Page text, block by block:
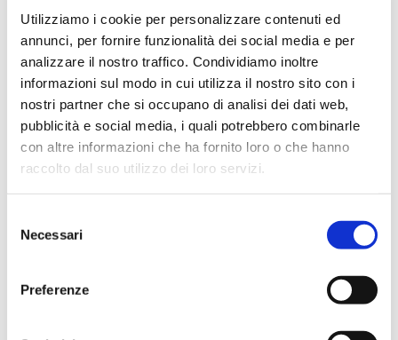
Utilizziamo i cookie per personalizzare contenuti ed
annunci, per fornire funzionalità dei social media e per
analizzare il nostro traffico. Condividiamo inoltre
informazioni sul modo in cui utilizza il nostro sito con i
nostri partner che si occupano di analisi dei dati web,
pubblicità e social media, i quali potrebbero combinarle
con altre informazioni che ha fornito loro o che hanno
raccolto dal suo utilizzo dei loro servizi.
delNecessari
Preferenze